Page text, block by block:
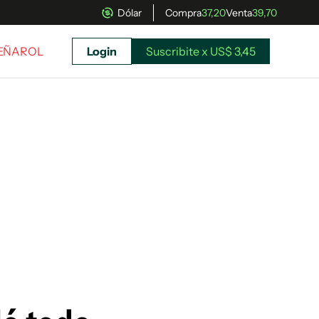
Dólar Compra37,20Venta39,70
Login Suscribite x US$ 3,45